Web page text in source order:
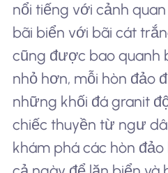
nổi tiếng với cảnh
bãi biển với bãi cát
cũng được bao quanh
nhỏ hơn, mỗi hòn đảo
những khối đá granit
chiếc thuyền từ ngư
khám phá các hòn